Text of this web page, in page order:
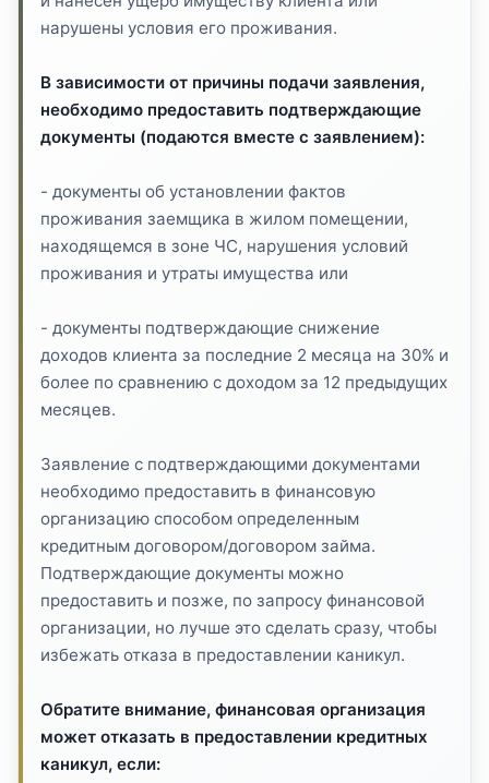
нарушены условия его проживания.
В зависимости от причины подачи заявления,
необходимо предоставить подтверждающие
документы (подаются вместе с заявлением):
- документы об установлении фактов
проживания заемщика в жилом помещении,
находящемся в зоне ЧС, нарушения условий
проживания и утраты имущества или
- документы подтверждающие снижение
доходов клиента за последние 2 месяца на 30% и
более по сравнению с доходом за 12 предыдущих
месяцев.
Заявление с подтверждающими документами
необходимо предоставить в финансовую
организацию способом определенным
кредитным договором/договором займа.
Подтверждающие документы можно
предоставить и позже, по запросу финансовой
организации, но лучше это сделать сразу, чтобы
избежать отказа в предоставлении каникул.
Обратите внимание, финансовая организация
может отказать в предоставлении кредитных
каникул, если: